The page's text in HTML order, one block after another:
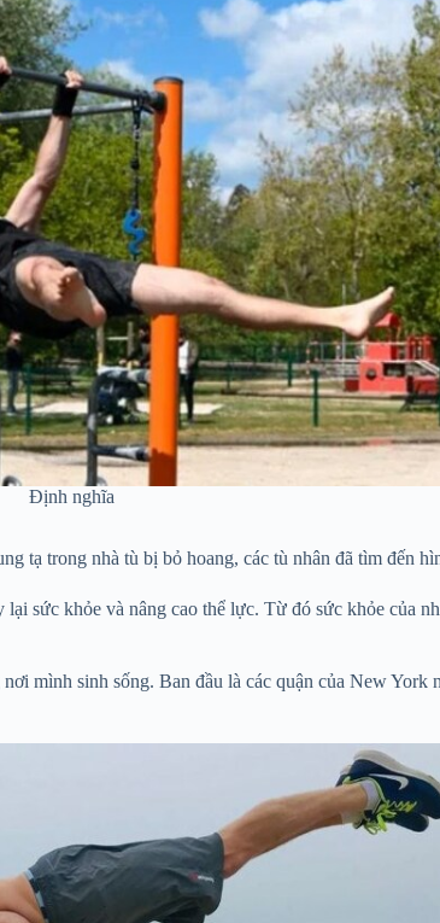
Định nghĩa
tạ trong nhà tù bị bỏ hoang, các tù nhân đã tìm đến
sức khỏe và nâng cao thể lực. Từ đó sức khỏe của
mình sinh sống. Ban đầu là các quận của New